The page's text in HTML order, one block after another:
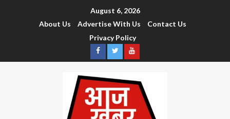
August 6, 2026
About Us
Advertise With Us
Contact Us
Privacy Policy